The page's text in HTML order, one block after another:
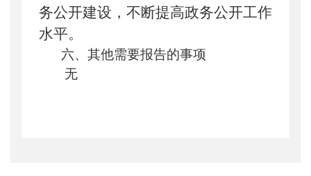
务公开建设，不断提高政务公开工作
水平。
六、其他需要报告的事项
无